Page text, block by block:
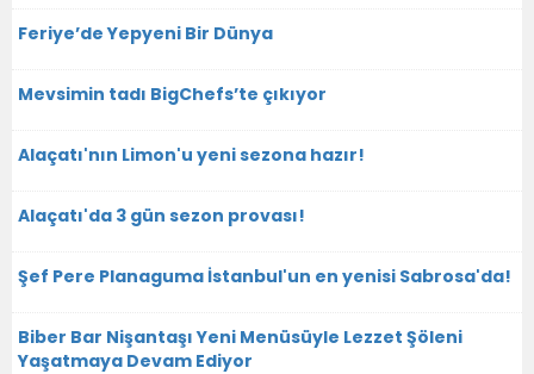
Feriye’de Yepyeni Bir Dünya
Mevsimin tadı BigChefs’te çıkıyor
Alaçatı'nın Limon'u yeni sezona hazır!
Alaçatı'da 3 gün sezon provası!
Şef Pere Planaguma İstanbul'un en yenisi Sabrosa'da!
Biber Bar Nişantaşı Yeni Menüsüyle Lezzet Şöleni
Yaşatmaya Devam Ediyor